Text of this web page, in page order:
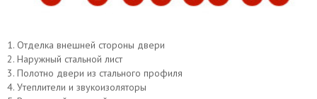
1. Отделка внешней стороны двери
2. Наружный стальной лист
3. Полотно двери из стального профиля
4. Утеплители и звукоизоляторы